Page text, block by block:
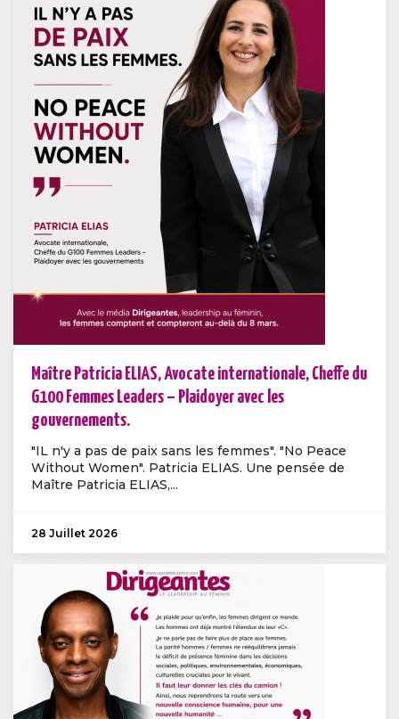
Maître Patricia ELIAS, Avocate internationale, Cheffe du
G100 Femmes Leaders – Plaidoyer avec les
gouvernements.
"IL n'y a pas de paix sans les femmes". "No Peace
Without Women". Patricia ELIAS. Une pensée de
Maître Patricia ELIAS,...
28 Juillet 2026